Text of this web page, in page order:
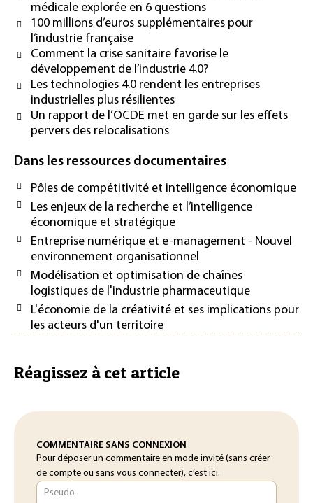
médicale explorée en 6 questions
100 millions d’euros supplémentaires pour
l’industrie française
Comment la crise sanitaire favorise le
développement de l’industrie 4.0?
Les technologies 4.0 rendent les entreprises
industrielles plus résilientes
Un rapport de l’OCDE met en garde sur les effets
pervers des relocalisations
Dans les ressources documentaires
Pôles de compétitivité et intelligence économique
Les enjeux de la recherche et l’intelligence
économique et stratégique
Entreprise numérique et e-management - Nouvel
environnement organisationnel
Modélisation et optimisation de chaînes
logistiques de l'industrie pharmaceutique
L'économie de la créativité et ses implications pour
les acteurs d'un territoire
Réagissez à cet article
COMMENTAIRE SANS CONNEXION
Pour déposer un commentaire en mode invité (sans créer
de compte ou sans vous connecter), c’est ici.
Pseudo